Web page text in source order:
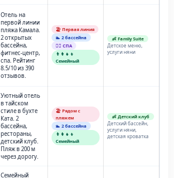
Отель на
первой линии
пляжа Камала.
2 открытых
бассейна,
фитнес-центр,
спа. Рейтинг
8.5/10 из 390
отзывов.
🏖️ Первая линия
🏊 2 бассейна
💆‍♂️ СПА
👨‍👩‍👧‍👦
Семейный
👶 Family Suite
Детское меню,
услуги няни
Уютный отель
в тайском
стиле в бухте
Ката. 2
бассейна,
рестораны,
детский клуб.
Пляж в 200 м
через дорогу.
🏖️ Рядом с
пляжем
🏊 2 бассейна
👨‍👩‍👧‍👦
Семейный
👶 Детский клуб
Детский бассейн,
услуги няни,
детская кроватка
Семейный